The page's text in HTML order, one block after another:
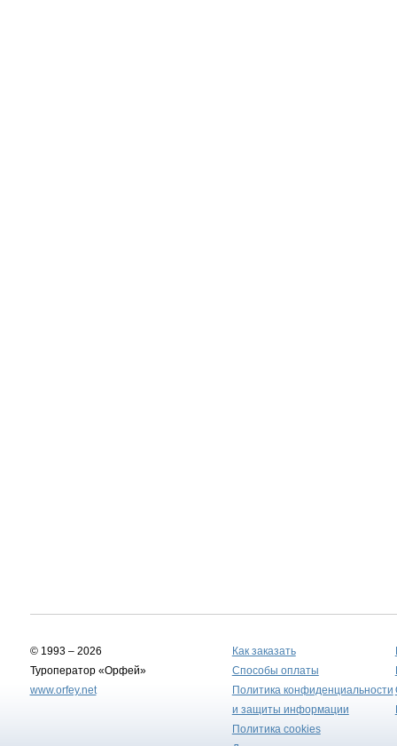
© 1993 – 2026
Туроператор «Орфей»
www.orfey.net
Как заказать
Способы оплаты
Политика конфиденциальности
и защиты информации
Политика cookies